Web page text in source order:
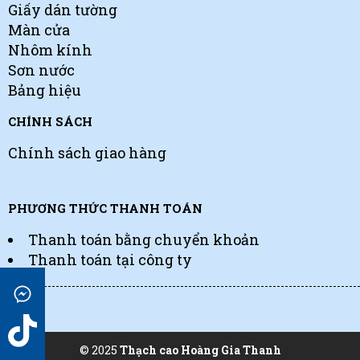
Giấy dán tường
Màn cửa
Nhôm kính
Sơn nước
Bảng hiệu
CHÍNH SÁCH
Chính sách giao hàng
PHƯƠNG THỨC THANH TOÁN
Thanh toán bằng chuyển khoản
Thanh toán tại công ty
© 2025 Thạch cao Hoàng Gia Thanh